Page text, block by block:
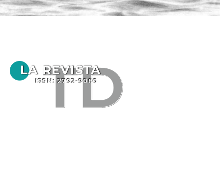
TD
LA REVISTA
ISSN: 2792-9086